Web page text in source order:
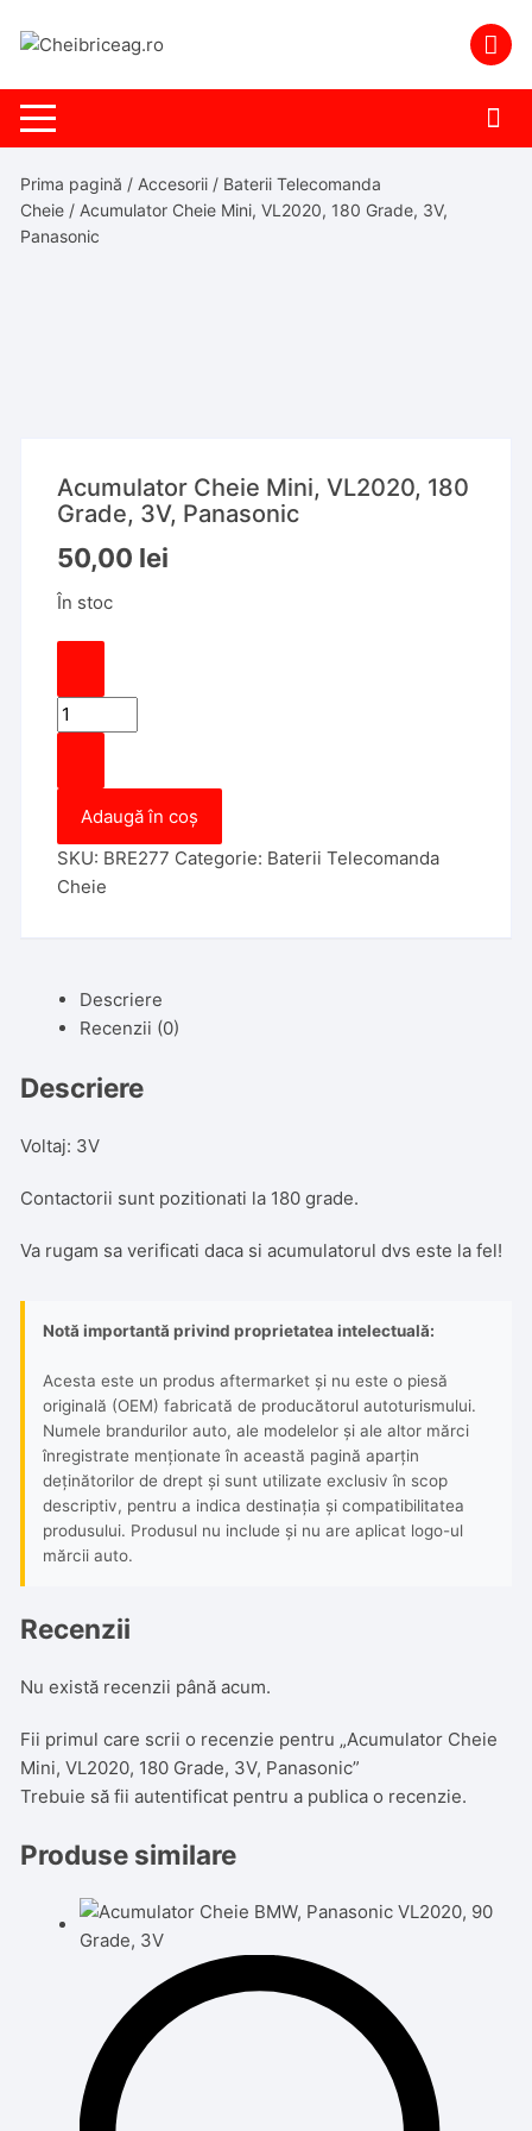
Prima pagină / Accesorii / Baterii Telecomanda
Cheie / Acumulator Cheie Mini, VL2020, 180 Grade, 3V,
Panasonic
Acumulator Cheie Mini, VL2020, 180
Grade, 3V, Panasonic
50,00 lei
În stoc
Cantitate
Acumulator
Mini,
VL2020,
180
Grade,
Adaugă în coș
SKU: BRE277 Categorie: Baterii Telecomanda
Cheie
Descriere
Recenzii (0)
Descriere
Voltaj: 3V
Contactorii sunt pozitionati la 180 grade.
Va rugam sa verificati daca si acumulatorul dvs este la fel!
Notă importantă privind proprietatea intelectuală:
Acesta este un produs aftermarket și nu este o piesă
originală (OEM) fabricată de producătorul autoturismului.
Numele brandurilor auto, ale modelelor și ale altor mărci
înregistrate menționate în această pagină aparțin
deținătorilor de drept și sunt utilizate exclusiv în scop
descriptiv, pentru a indica destinația și compatibilitatea
produsului. Produsul nu include și nu are aplicat logo-ul
mărcii auto.
Recenzii
Nu există recenzii până acum.
Fii primul care scrii o recenzie pentru „Acumulator Cheie
Mini, VL2020, 180 Grade, 3V, Panasonic”
Trebuie să fiiautentificat pentru a publica o recenzie.
Produse similare